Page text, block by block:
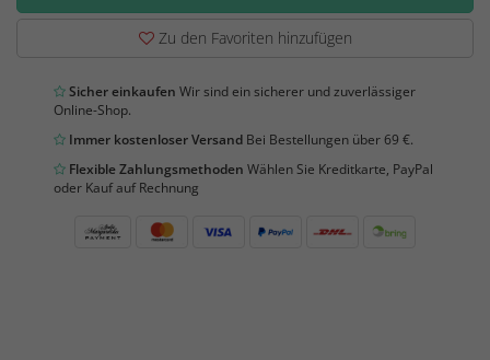
Zu den Favoriten hinzufügen
Sicher einkaufen Wir sind ein sicherer und zuverlässiger
Online-Shop.
Immer kostenloser Versand Bei Bestellungen über 69 €.
Flexible Zahlungsmethoden Wählen Sie Kreditkarte, PayPal
oder Kauf auf Rechnung